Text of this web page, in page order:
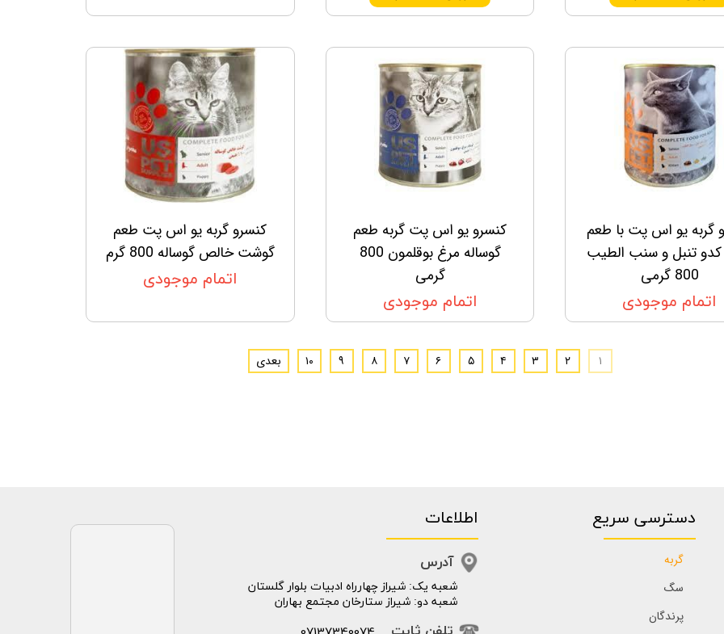
گربه یو اس پت با طعم
کدو تنبل و سنب الطیب
800 گرمی
اتمام موجودی
کنسرو یو اس پت گربه طعم
گوساله مرغ بوقلمون 800
گرمی
اتمام موجودی
کنسرو گربه یو اس پت طعم
گوشت خالص گوساله 800 گرم
اتمام موجودی
۱ ۲ ۳ ۴ ۵ ۶ ۷ ۸ ۹ ۱۰ بعدی
دسترسی سریع
گربه
سگ
پرندگان
​​شعبه یک: شیراز چهارراه ادبیات بلوار گلستان
شعبه دو: شیراز ستارخان مجتمع بهاران
اطلاعات
آدرس